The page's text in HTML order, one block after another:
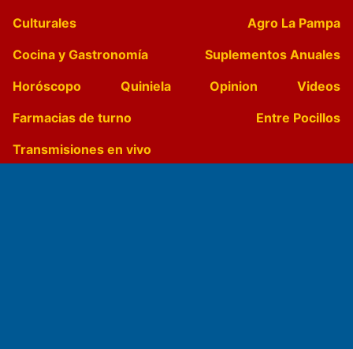
Culturales
Agro La Pampa
Cocina y Gastronomía
Suplementos Anuales
Horóscopo
Quiniela Opinion
Videos
Farmacias de turno
Entre Pocillos
Transmisiones en vivo